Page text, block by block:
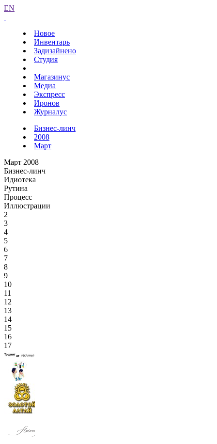
EN
Новое
Инвентарь
Задизайнено
Студия
Магазинус
Медиа
Экспресс
Иронов
Журналус
Бизнес-линч
2008
Март
Март 2008
Бизнес-линч
Идиотека
Рутина
Процесс
Иллюстрации
2
3
4
5
6
7
8
9
10
11
12
13
14
15
16
17